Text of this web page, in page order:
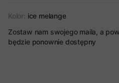
Kolor: ice melange
Zostaw nam swojego maila, a
będzie ponownie dostępny